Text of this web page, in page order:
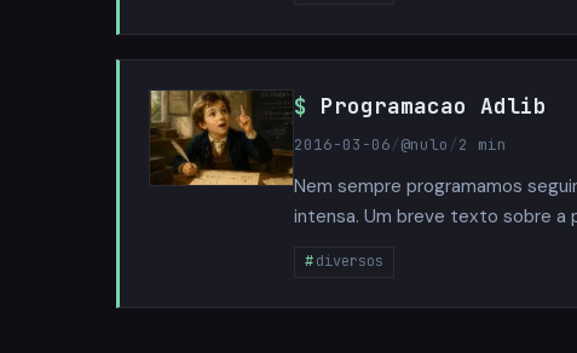
Programacao Adlib
2016-03-06/@nulo /2 min
Nem sempre programamos
intensa. Um breve texto sobre a
diversos